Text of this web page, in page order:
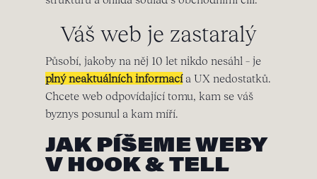
Váš web je zastaralý
Působí, jakoby na něj 10 let nikdo nesáhl – je
plný neaktuálních informacía UX nedostatků.
Chcete web odpovídající tomu, kam se váš
byznys posunul a kam míří.
JAK PÍŠEME WEBY
V HOOK & TELL